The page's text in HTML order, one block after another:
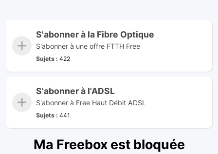
S'abonner à la Fibre Optique
S'abonner à une offre FTTH Free
Sujets : 422
S'abonner à l'ADSL
S'abonner à Free Haut Débit ADSL
Sujets : 441
Ma Freebox est bloquée